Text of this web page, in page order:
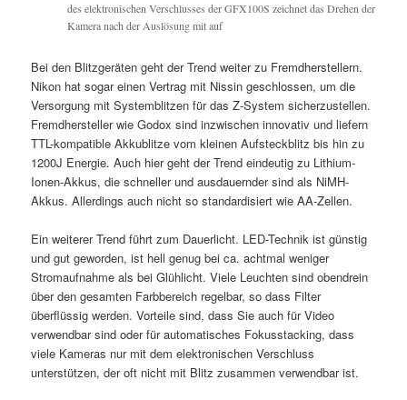
des elektronischen Verschlusses der GFX100S zeichnet das Drehen der
Kamera nach der Auslösung mit auf
Bei den Blitzgeräten geht der Trend weiter zu Fremdherstellern.
Nikon hat sogar einen Vertrag mit Nissin geschlossen, um die
Versorgung mit Systemblitzen für das Z-System sicherzustellen.
Fremdhersteller wie Godox sind inzwischen innovativ und liefern
TTL-kompatible Akkublitze vom kleinen Aufsteckblitz bis hin zu
1200J Energie. Auch hier geht der Trend eindeutig zu Lithium-
Ionen-Akkus, die schneller und ausdauernder sind als NiMH-
Akkus. Allerdings auch nicht so standardisiert wie AA-Zellen.
Ein weiterer Trend führt zum Dauerlicht. LED-Technik ist günstig
und gut geworden, ist hell genug bei ca. achtmal weniger
Stromaufnahme als bei Glühlicht. Viele Leuchten sind obendrein
über den gesamten Farbbereich regelbar, so dass Filter
überflüssig werden. Vorteile sind, dass Sie auch für Video
verwendbar sind oder für automatisches Fokusstacking, dass
viele Kameras nur mit dem elektronischen Verschluss
unterstützen, der oft nicht mit Blitz zusammen verwendbar ist.